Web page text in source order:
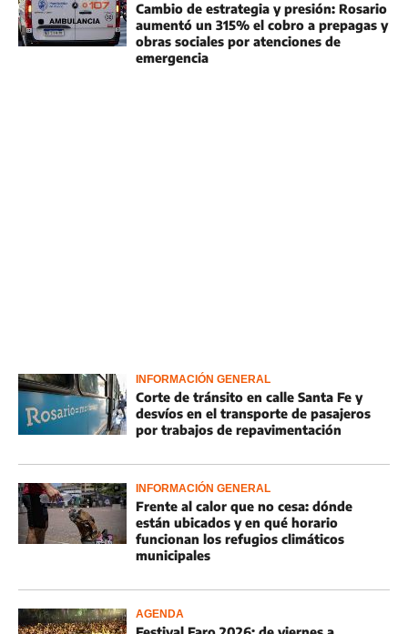
Cambio de estrategia y presión: Rosario
aumentó un 315% el cobro a prepagas y
obras sociales por atenciones de
emergencia
INFORMACIÓN GENERAL
Corte de tránsito en calle Santa Fe y
desvíos en el transporte de pasajeros
por trabajos de repavimentación
INFORMACIÓN GENERAL
Frente al calor que no cesa: dónde
están ubicados y en qué horario
funcionan los refugios climáticos
municipales
AGENDA